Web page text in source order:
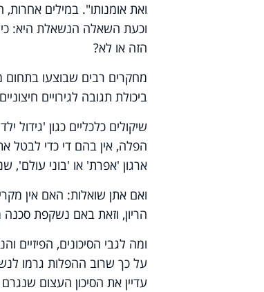
ואת אומנותו". במילים
וכעת השאלה הנשאלת היא:
הזה או לא?
מחקרים רבים שבוצעו בתחום
ביכולת תגובה לגירויים
שיקולים כלכליים כגון
הפלה, אין בהם די כדי לבטל
ארגון 'אפרת' או 'בוני עולם',
ואם אתן שואלות: האם אין
הריון, וזאת באם נשקפת
ומה לגבי הסיכונים,
על כך שרוב ההפלות גרמו
עדיין את הסיכון העצום